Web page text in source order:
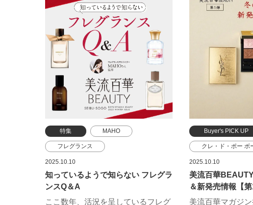
コスメデコルテ
特集 MAHO
フレグランス
イヴ・サンローラン・ボーテ
クレ・ド・ポー ボーテ
クリーン
2025.10.10
知っているようで知らない フレグラ
ンスQ＆A
ここ数年、活況を呈しているフレグ
Buyer's PICK UP
クレ・ド・ポー ボ
エスティ ローダー
エスケーツー
グッチ ビューティ
2025.10.10
美流百華
＆新発売情報【第
美流百華マガジ